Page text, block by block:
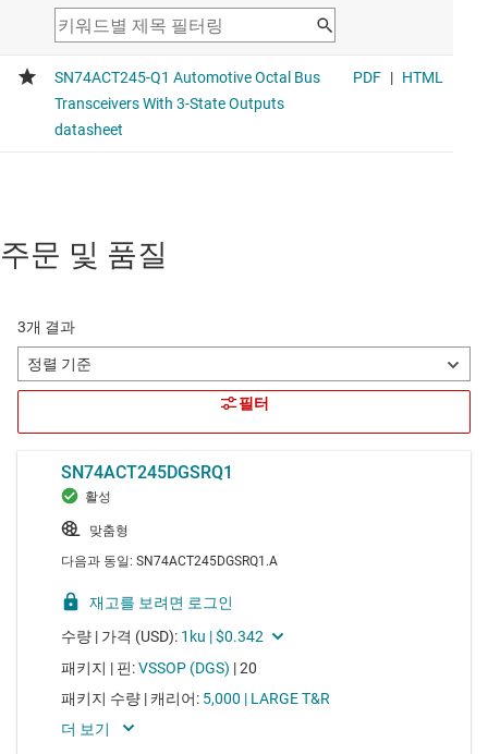
신규
SN74AHCT7541-Q1
오픈 드레인 출력을 지원하는 차량용 8채널 4.5V~5.5V 버퍼
Voltage range 4.5V to 5.5V, average propagation delay
9ns, average drive strength 8mA
주문 및 품질